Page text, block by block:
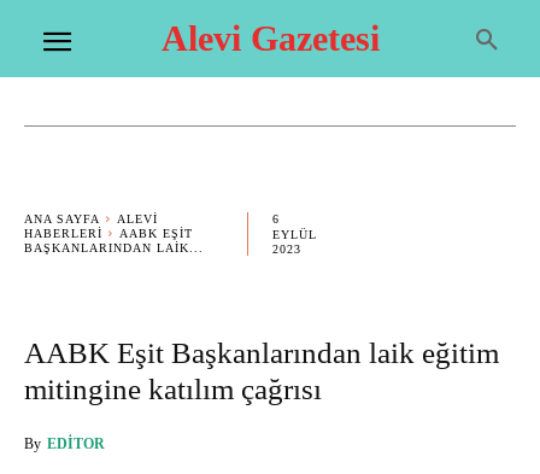
Alevi Gazetesi
ANA SAYFA
ALEVI
HABERLERI
AABK EŞIT
BAŞKANLARINDAN LAIK...
6
EYLÜL
2023
AABK Eşit Başkanlarından laik eğitim
mitingine katılım çağrısı
By EDITOR